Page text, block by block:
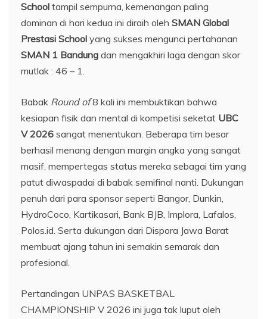
School tampil sempurna, kemenangan paling
dominan di hari kedua ini diraih oleh SMAN Global
Prestasi School yang sukses mengunci pertahanan
SMAN 1 Bandung dan mengakhiri laga dengan skor
mutlak : 46 – 1.
Babak Round of8 kali ini membuktikan bahwa
kesiapan fisik dan mental di kompetisi seketat UBC
V 2026 sangat menentukan. Beberapa tim besar
berhasil menang dengan margin angka yang sangat
masif, mempertegas status mereka sebagai tim yang
patut diwaspadai di babak semifinal nanti. Dukungan
penuh dari para sponsor seperti Bangor, Dunkin,
HydroCoco, Kartikasari, Bank BJB, Implora, Lafalos,
Polos.id. Serta dukungan dari Dispora Jawa Barat
membuat ajang tahun ini semakin semarak dan
profesional.
Pertandingan UNPAS BASKETBAL
CHAMPIONSHIP V 2026 ini juga tak luput oleh